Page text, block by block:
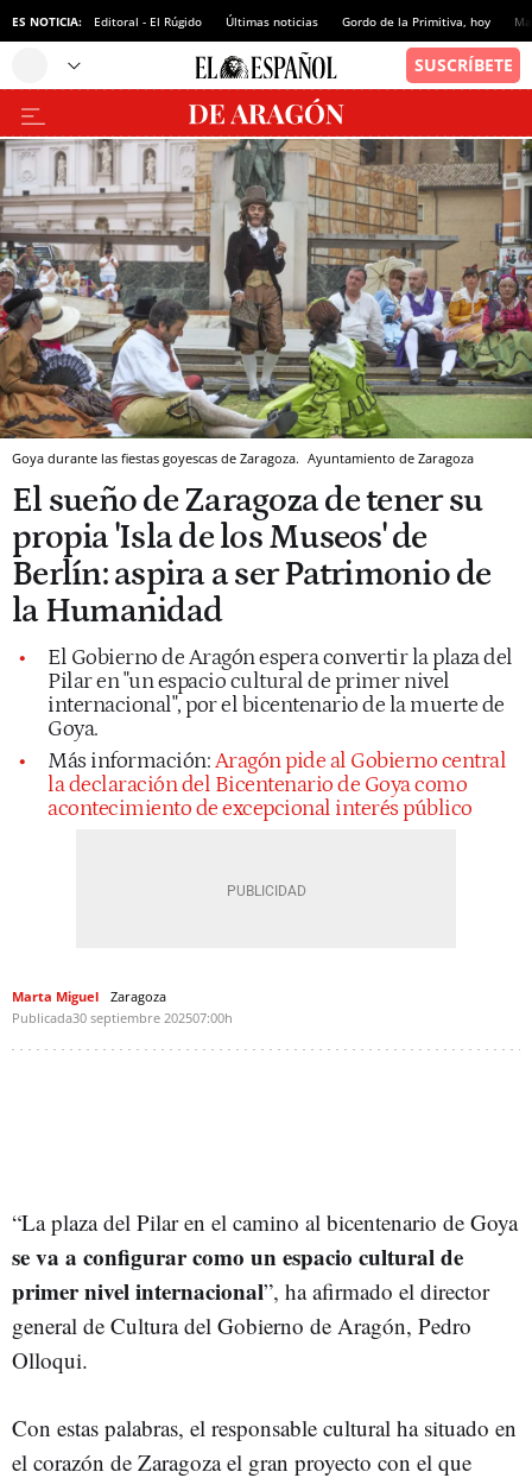
ES NOTICIA: Editoral - El Rúgido Últimas noticias Gordo de la Primitiva, hoy
Goya durante las fiestas goyescas de Zaragoza. Ayuntamiento de Zaragoza
El sueño de Zaragoza de tener su
propia 'Isla de los Museos' de
Berlín: aspira a ser Patrimonio de
la Humanidad
El Gobierno de Aragón espera convertir la plaza del
Pilar en "un espacio cultural de primer nivel
internacional", por el bicentenario de la muerte de
Goya.
Más información:Aragón pide al Gobierno central
la declaración del Bicentenario de Goya como
acontecimiento de excepcional interés público
Marta Miguel
Zaragoza
Publicada30 septiembre 202507:00h
“La plaza del Pilar en el camino al bicentenario de Goya
se va a configurar como un espacio cultural de
primer nivel internacional”, ha afirmado el director
general de Cultura del Gobierno de Aragón, Pedro
Olloqui.
Con estas palabras, el responsable cultural ha situado en
el corazón de Zaragoza el gran proyecto con el que